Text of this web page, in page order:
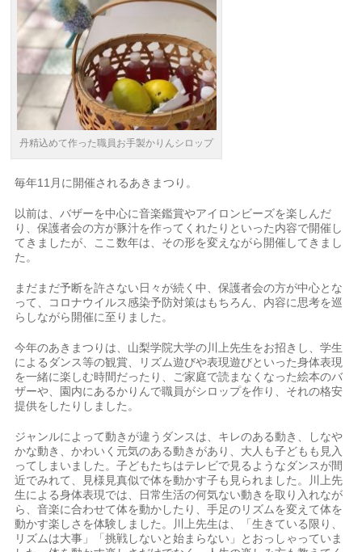
丹精込めて作った職員お手製かりんシロップ
毎年11月に開催されるあきまつり。
以前は、バザーを中心に音楽鑑賞やアイロンビーズを楽しんだ
り、保護者会の方が豚汁を作ってくれたりといった内容で開催し
てきましたが、ここ数年は、その形を変えながら開催してきまし
た。
まだまだ予断を許さない日々が続く中、保護者会の方が中心とな
って、コロナウイルス感染予防対策はもちろん、内容に思考を巡
らしながら開催に至りました。
今年のあきまつりは、山梨学院大学の川上先生をお招きし、学生
によるダンス等の観賞、リズム遊びや表現遊びといった身体表現
を一緒に楽しむ時間だったり、ご家庭で読まなくなった絵本のバ
ザーや、園内にあるかりんで職員がシロップを作り、それの格安
提供をしたりしました。
ジャンルによって動きが違うダンスは、キレのある動き、しなや
かな動き、かわいく元気のある動きがあり、大人も子どもも見入
ってしまいました。子どもたちはテレビで見るようなダンスが間
近でみれて、見様見真似で体を動かす子も見られました。川上先
生による身体表現では、日常生活の何気ない動きを取り入れなが
ら、音楽に合わせて体を動かしたり、手足のリズムを変えて体を
動かす楽しさを体験しました。川上先生は、「生きている限り、
リズムは大事」「挑戦しないと始まらない」とおっしゃっていま